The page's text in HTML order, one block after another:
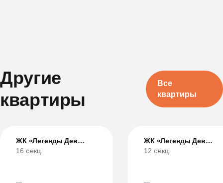
Другие
квартиры
Все
квартиры
ЖК «Легенды Девау»
16 секц.
ЖК «Легенды Девау»
12 секц.